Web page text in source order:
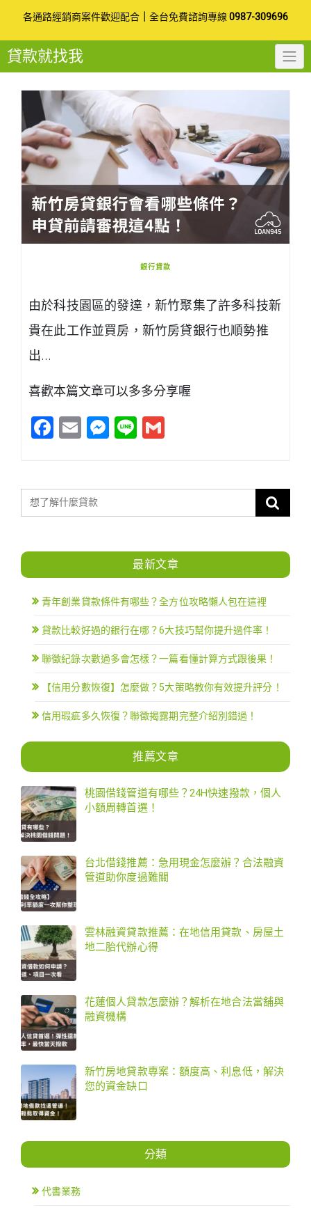
to
content
各通路經銷商案件歡迎配合 全台免費諮詢專線 0987-309696
貸款就找我
銀行貸款
由於科技園區的發達，新竹聚集了許多科技新
貴在此工作並買房，新竹房貸銀行也順勢推
出…
喜歡本篇文章可以多多分享喔
Facebook
EmailMessenger
Line
最新文章
青年創業貸款條件有哪些？全方位攻略懶人包在這裡
貸款比較好過的銀行在哪？6大技巧幫你提升過件率！
聯徵紀錄次數過多會怎樣？一篇看懂計算方式跟後果！
【信用分數恢復】怎麼做？5大策略教你有效提升評分！
信用瑕疵多久恢復？聯徵揭露期完整介紹別錯過！
推薦文章
桃園借錢管道有哪些？24H快速撥款，個人
小額周轉首選！
台北借錢推薦：急用現金怎麼辦？合法融資
管道助你度過難關
雲林融資貸款推薦：在地信用貸款、房屋土
地二胎代辦心得
花蓮個人貸款怎麼辦？解析在地合法當舖與
融資機構
新竹房地貸款專案：額度高、利息低，解決
您的資金缺口
分類
代書業務